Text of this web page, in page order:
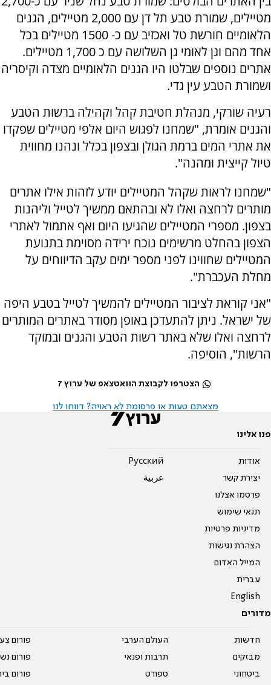
מטיילים, שמורת טבע תל דן עם 2,000 מטיילים, הגנים
הלאומיים חורשת טל ואכזיב עם כ- 1500 מטיילים בכל
אחד מהם וגן לאומי גן השלושה עם כ 1,700 מטיילים.
אתרים נוספים שבלטו היו הגנים הלאומיים מצדה וקיסריה
ושמורת הטבע עין גדי.
רעיה שורקי, מנהלת חטיבת קהל וקהילה ברשות הטבע
והגנים אומרת, "שמחנו לפגוש היום אלפי מטיילים שפקדו
את אתרי המים ברמת הגולן ובצפון בכלל ונהנו מחווית
טיול קייצית ומהנה".
"שמחנו לראות שקהל המטיילים יודע לזהות אילו אתרים
מותרים לרחצה ואלו לא ובהתאם ממשיך לטייל וליהנות
בצפון. מספרי המטיילים שהגיעו היום ואף אתמול לאתרי
הצפון בהחלט מרשימים נוכח ירידה מסוימת בתנועת
המטיילים שחווינו לפני מספר ימים עקב הדיווחים על
מחלת העכברת".
"אני קוראת לציבור המטיילים להמשיך לטייל בטבע היפה
של ישראל. ניתן להתעדכן באופן מסודר באתרים המותרים
לרחצה ואלו שלא באתר רשות הטבע והגנים ובמוקד
הרשות", הוסיפה.
הצטרפו לקבוצת הוואטצאפ של ערוץ 7
מצאתם טעות או פרסומת לא ראויה? דווחו לנו
פנו אלינו
אודות
יצירת קשר
פרסמו אצלנו
תנאי שימוש
מדיניות פרטיות
הצהרת נגישות
המייל האדום
עברית
English
Pусский
عربية
מדורים
חדשות
מבזקים
ביטחוני
העולם הערבי
תרבות ופנאי
ספורט
פורום
פורום
פורום